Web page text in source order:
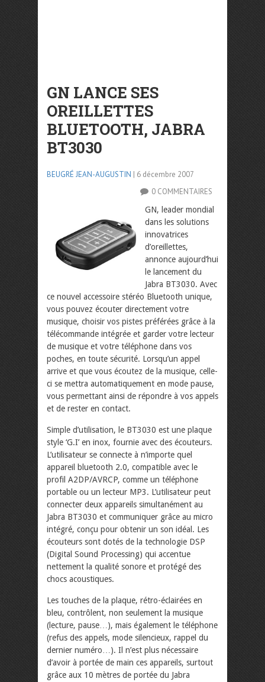
GN LANCE SES
OREILLETTES
BLUETOOTH, JABRA
BT3030
BEUGRÉ JEAN-AUGUSTIN | 6 décembre 2007
0 COMMENTAIRES
GN, leader mondial
dans les solutions
innovatrices
d’oreillettes,
annonce aujourd’hui
le lancement du
Jabra BT3030. Avec
ce nouvel accessoire stéréo Bluetooth unique,
vous pouvez écouter directement votre
musique, choisir vos pistes préférées grâce à la
télécommande intégrée et garder votre lecteur
de musique et votre téléphone dans vos
poches, en toute sécurité. Lorsqu’un appel
arrive et que vous écoutez de la musique, celle-
ci se mettra automatiquement en mode pause,
vous permettant ainsi de répondre à vos appels
et de rester en contact.
Simple d’utilisation, le BT3030 est une plaque
style ‘G.I’ en inox, fournie avec des écouteurs.
L’utilisateur se connecte à n’importe quel
appareil bluetooth 2.0, compatible avec le
profil A2DP/AVRCP, comme un téléphone
portable ou un lecteur MP3. L’utilisateur peut
connecter deux appareils simultanément au
Jabra BT3030 et communiquer grâce au micro
intégré, conçu pour obtenir un son idéal. Les
écouteurs sont dotés de la technologie DSP
(Digital Sound Processing) qui accentue
nettement la qualité sonore et protégé des
chocs acoustiques.
Les touches de la plaque, rétro-éclairées en
bleu, contrôlent, non seulement la musique
(lecture, pause…), mais également le téléphone
(refus des appels, mode silencieux, rappel du
dernier numéro…). Il n’est plus nécessaire
d’avoir à portée de main ces appareils, surtout
grâce aux 10 mètres de portée du Jabra